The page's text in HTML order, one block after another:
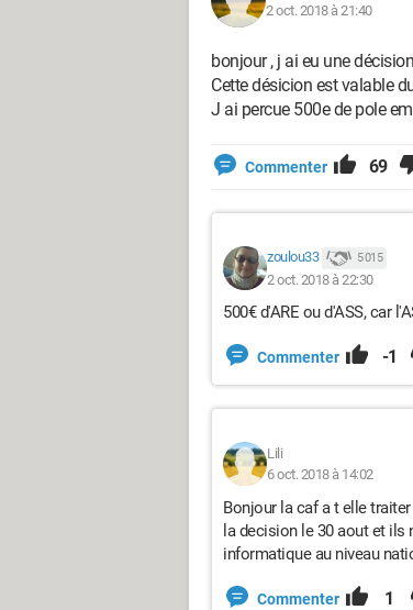
2 oct. 2018 à 21:40
bonjour , j ai eu une
Cette désicion est valable
J ai percue 500e de pole
Commenter 69
zoulou33 5 015
2 oct. 2018 à 22:30
500€ d'ARE ou d'ASS, car
Commenter -1
Lili
6 oct. 2018 à 14:02
Bonjour la caf a t elle
la decision le 30 aout et
informatique au niveau
Commenter 1